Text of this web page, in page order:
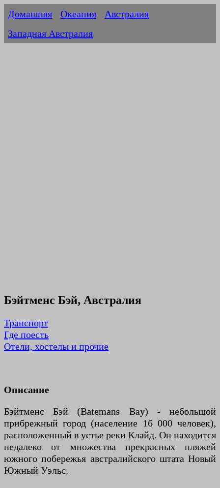
Домашняя Океания
Австралия
Западная Австралия
Бэйтменс Бэй, Австралия
Транспорт
Где поесть
Отели, хостелы и прочие
Описание
Бэйтменс Бэй (Batemans Bay) - небольшой
прибрежный город (население 16 000 человек),
расположенный в устье реки Клайд. Он находится
недалеко от множества прекрасных пляжей
южного побережья австралийского штата Новый
Южный Уэльс.